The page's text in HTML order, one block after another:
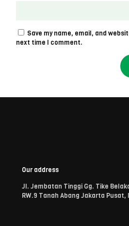
Save my name, email, and
next time I comment.
Our address
Jl. Jembatan Tinggi Gg. Tike
RW.9 Tanah Abang Jakarta Pusat,